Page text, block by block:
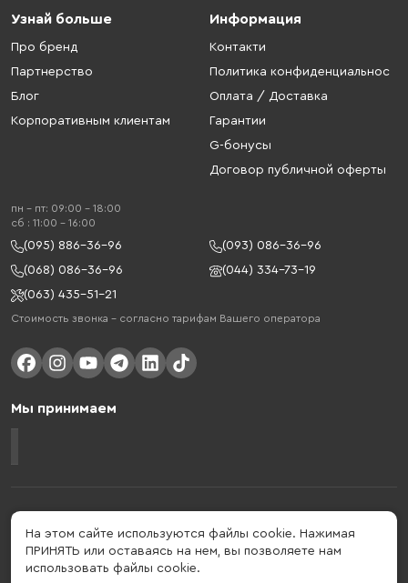
Узнай больше
Про бренд
Партнерство
Блог
Корпоративным клиентам
Информация
Контакти
Политика конфиденциальнос
Оплата / Доставка
Гарантии
G-бонусы
Договор публичной оферты
пн - пт: 09:00 - 18:00
cб : 11:00 - 16:00
(095) 886-36-96
(093) 086-36-96
(068) 086-36-96
(044) 334-73-19
(063) 435-51-21
Стоимость звонка – согласно тарифам Вашего оператора
Мы принимаем
Gelius - украинский бренд, который активно развивается в сфере
умных гаджетов и мобильных аксессуаров. Бренд подтвержден в 2013
году. Gelius - это больше, чем просто бренд, этот стиль жизни,
который об'єднує в собі драйв, радость, скорость, новації и
практичність.
На этом сайте используются файлы cookie. Нажимая
ПРИНЯТЬ или оставаясь на нем, вы позволяете нам
использовать файлы cookie.